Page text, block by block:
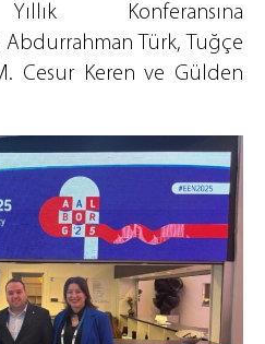
Konferansına
Türk, Tuğçe
Cesur Keren ve Gülden